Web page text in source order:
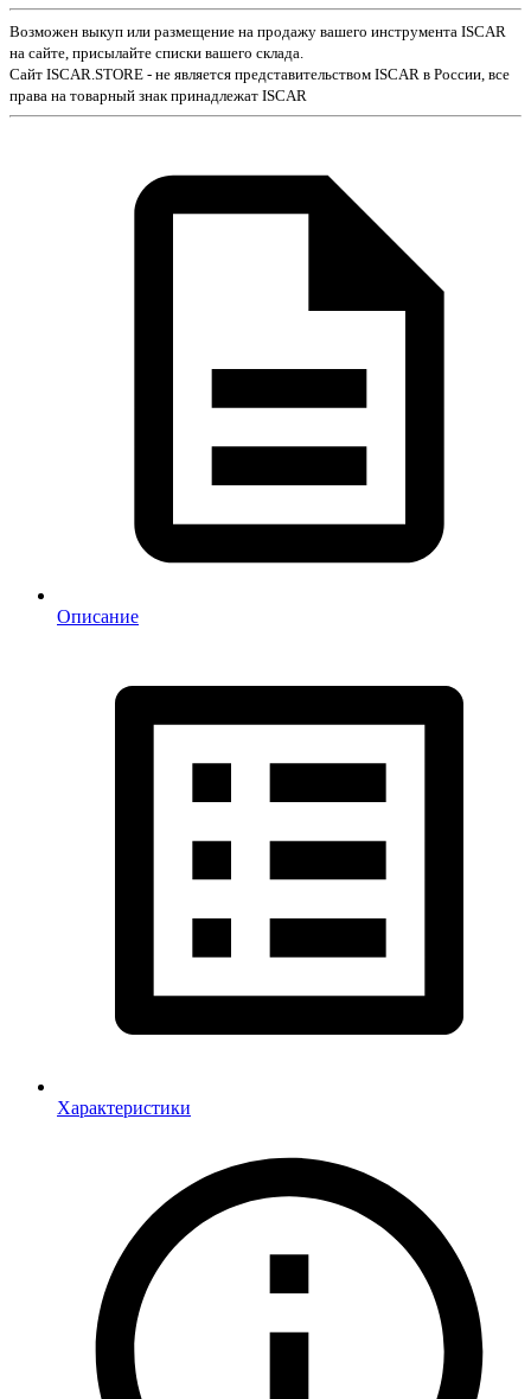
Возможен выкуп или размещение на продажу вашего инструмента ISCAR
на сайте, присылайте списки вашего склада.
Сайт ISCAR.STORE - не является представительством ISCAR в России, все
права на товарный знак принадлежат ISCAR
Описание
Характеристики